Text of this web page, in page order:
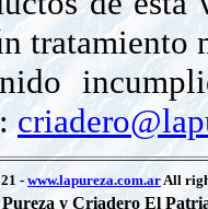
- www.lapureza.com.arAll
y Criadero El